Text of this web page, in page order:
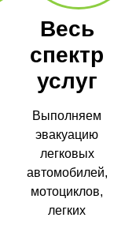
Весь
спектр
услуг
Выполняем
эвакуацию
легковых
автомобилей,
мотоциклов,
легких